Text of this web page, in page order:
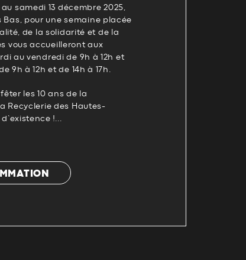
samedi 13 décembre 2025,
Bas, pour une semaine placée
de la solidarité et de la
vous accueilleront aux
au vendredi de 9h à 12h et
9h à 12h et de 14h à 17h.
les 10 ans de la
Recyclerie des Hautes-
!...